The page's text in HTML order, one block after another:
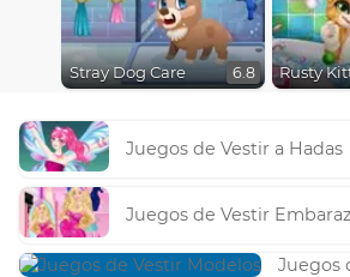
Stray Dog Care 6.8 Rusty
Juegos de Vestir a Hadas
Juegos de Vestir
Juegos